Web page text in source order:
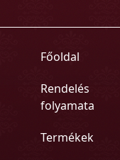
Főoldal
Rendelés
folyamata
Termékek